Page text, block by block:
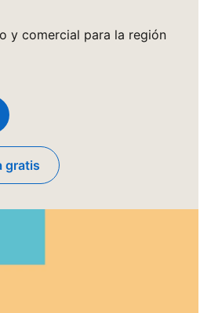
y comercial para la región
gratis
in a new tab